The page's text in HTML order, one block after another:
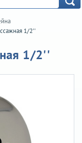
1/2''
1/2''